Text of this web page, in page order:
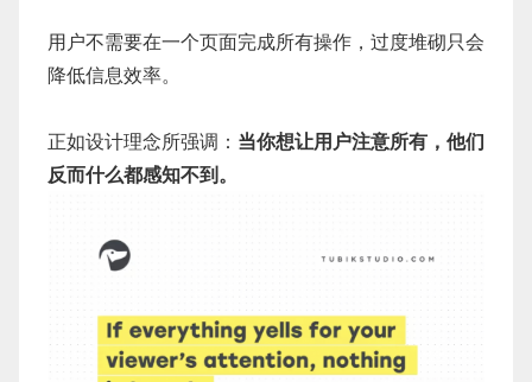
用户不需要在一个页面完成所有操作，过度堆砌只会
降低信息效率。
正如设计理念所强调： 当你想让用户注意所有，他们
反而什么都感知不到。